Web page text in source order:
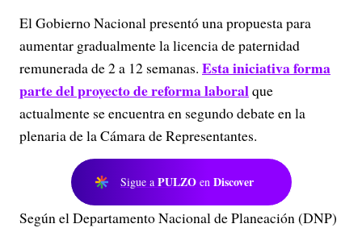
El Gobierno Nacional presentó una propuesta para
aumentar gradualmente la licencia de paternidad
remunerada de 2 a 12 semanas. Esta iniciativa forma
parte del proyecto de reforma laboralque
actualmente se encuentra en segundo debate en la
plenaria de la Cámara de Representantes.
Sigue a PULZO en Discover
Según el Departamento Nacional de Planeación (DNP)